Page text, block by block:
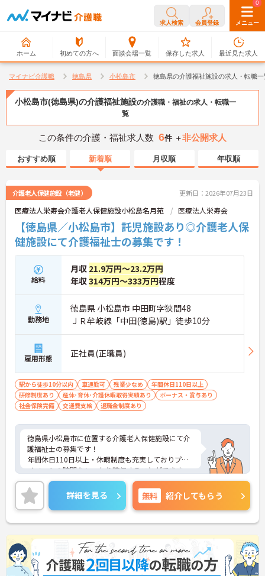
求人検索 会員登録 メニュー
ホーム 初めての方へ 面談会場一覧
0
保存した求人
0
最近見た求人
マイナビ介護職 徳島県 小松島市 徳島県の介護福祉施設の求人・転職一
小松島市(徳島県)の介護福祉施設の介護職・福祉の求人・転職一
覧
この条件の介護・福祉求人数 6件 ＋非公開求人
おすすめ順 新着順 月収順 年収順
介護老人保健施設（老健） 更新日：2026年07月23日
医療法人栄寿会介護老人保健施設小松島名月苑 医療法人栄寿会
【徳島県／小松島市】託児施設あり◎介護老人保
健施設にて介護福祉士の募集です！
給料
月収 21.9万円～23.2万円
年収314万円～333万円程度
勤務地
徳島県 小松島市 中田町字狭間48
ＪＲ牟岐線「中田(徳島)駅」徒歩10分
雇用形態 正社員(正職員)
駅から徒歩10分以内 車通勤可 残業少なめ
年間休日110日以上
研修制度あり
産休･育休･介護休暇取得実績あり
ボーナス・賞与あり
社会保険完備
交通費支給 退職金制度あり
徳島県小松島市に位置する介護老人保健施設にて介
護福祉士の募集です！
年間休日110日以上・休暇制度も充実しておりプラ
イベートの時間をしっかり確保することができま
す。残業も少なく、ワークライフバランスを重視し
たい方におすすめ☆
ご興味のある方には、面接対策ポイントなど、さら
に詳細をご案内しますのでお気軽にご相談くださ
い！
詳細を見る 無料 紹介してもらう